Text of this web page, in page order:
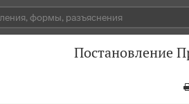
Постановление